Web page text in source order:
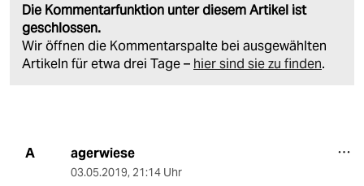
Die Kommentarfunktion unter diesem Artikel ist
geschlossen.
Wir öffnen die Kommentarspalte bei ausgewählten
Artikeln für etwa drei Tage – hier sind sie zu finden.
A agerwiese
03.05.2019, 21:14 Uhr